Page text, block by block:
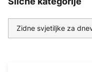
Zidne svjetiljke za